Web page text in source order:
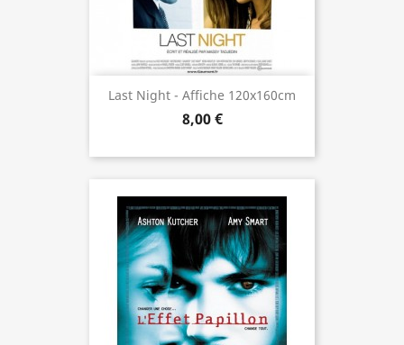
Last Night - Affiche 120x160cm
8,00 €